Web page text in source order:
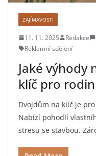
ZAJÍMAVOSTI
11. 11. 2025 Redakce
Reklamní sdělení
Jaké výhody
klíč pro
Dvojdům na klíč je
Nabízí pohodlí
stresu se stavbou.